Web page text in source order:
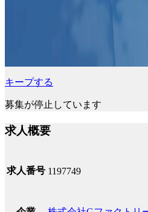
キープする
募集が停止しています
求人概要
求人番号 1197749